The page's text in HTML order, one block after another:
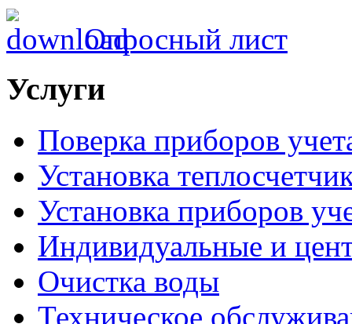
Опросный лист
Услуги
Поверка приборов
Установка
Установка приборов
Индивидуальные и
Очистка воды
Техническое